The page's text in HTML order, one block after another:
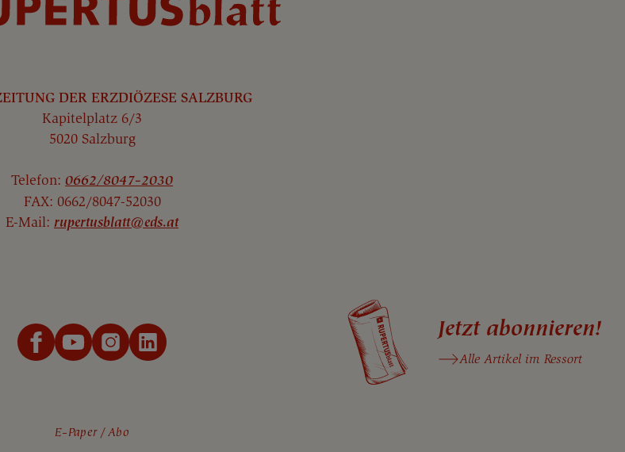
DER ERZDIÖZESE SALZBURG
Kapitelplatz 6/3
5020 Salzburg
Telefon: 0662/8047-2030
FAX: 0662/8047-52030
E-Mail: rupertusblatt@eds.at
Jetzt abonnieren!
Alle Artikel im Ressort
E-Paper Abo